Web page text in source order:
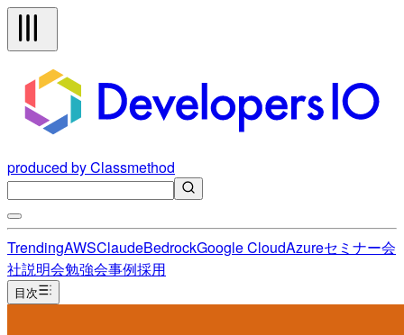
produced by Classmethod
TrendingAWSClaudeBedrockGoogle CloudAzureセミナー会
社説明会勉強会事例採用
目次